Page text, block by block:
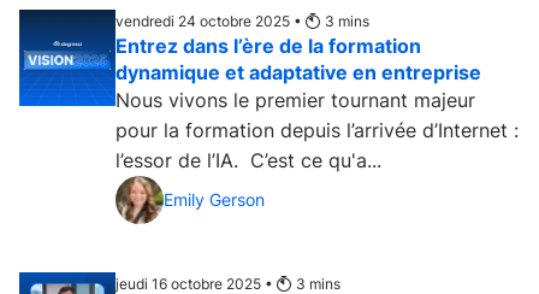
vendredi 24 octobre 2025 • 3 mins
Entrez dans l’ère de la formation
dynamique et adaptative en entreprise
Nous vivons le premier tournant majeur
pour la formation depuis l’arrivée d’Internet :
l’essor de l’IA. C’est ce qu'a...
Emily Gerson
jeudi 16 octobre 2025 • 3 mins